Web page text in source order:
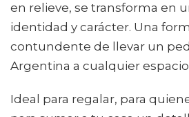
en relieve, se transforma en
identidad y carácter. Una
contundente de llevar un
Argentina a cualquier
Ideal para regalar, para